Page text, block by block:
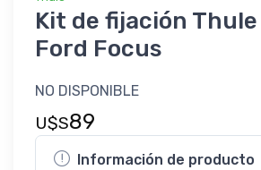
Kit de fijación Thule
Ford Focus
NO DISPONIBLE
U$S89
Información de producto